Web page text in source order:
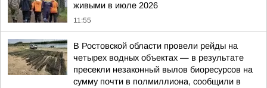
живыми в июле 2026
11:55
В Ростовской области провели рейды на
четырех водных объектах — в результате
пресекли незаконный вылов биоресурсов на
сумму почти в полмиллиона, сообщили в